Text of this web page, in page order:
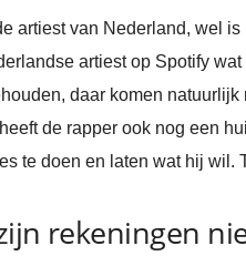
artiest van Nederland, wel
artiest op Spotify
daar komen
de rapper ook nog een
te doen en laten wat hij wil.
rekeningen